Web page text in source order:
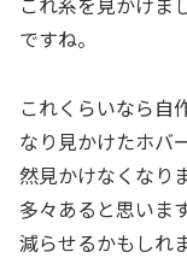
ですね。
これくらいなら自
なり見かけたホバ
然見かけなくなり
多々あると思いま
減らせるかもしれ